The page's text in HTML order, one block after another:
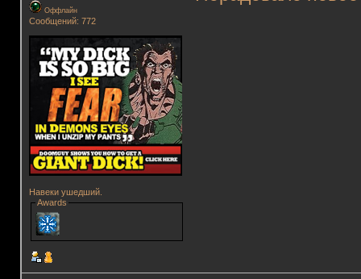
Оффлайн
Сообщений: 772
Навеки ушедший.
Awards